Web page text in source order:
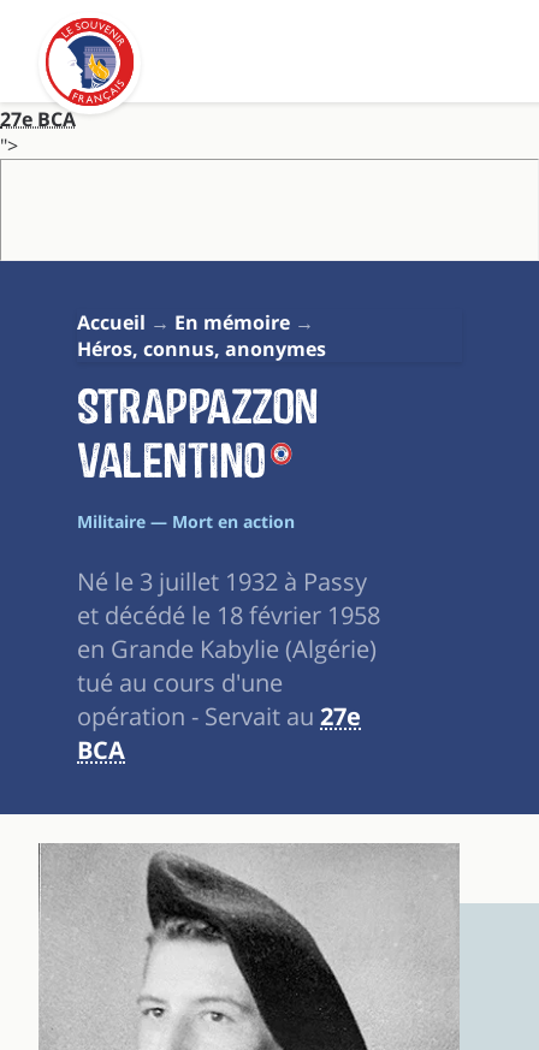
27e BCA
27e BCA
">
Accueil
En mémoire
Héros, connus, anonymes
STRAPPAZZON
Valentino
Militaire — Mort en action
Né le 3 juillet 1932 à Passy
et décédé le 18 février 1958
en Grande Kabylie (Algérie)
tué au cours d'une
opération - Servait au 27e
BCA